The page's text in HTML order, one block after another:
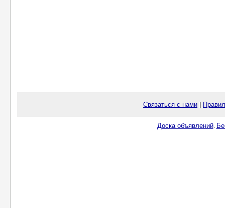
Связаться с нами
Доска объявлений.